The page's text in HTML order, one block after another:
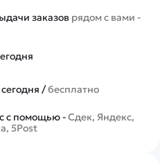
заказов рядом с вами -
сегодня /бесплатно
с помощью -Сдек, Яндекс,
5Post